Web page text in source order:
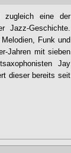
eine der
Jazz-Geschichte.
Funk und
Jahren mit sieben
Jay
dieser bereits seit